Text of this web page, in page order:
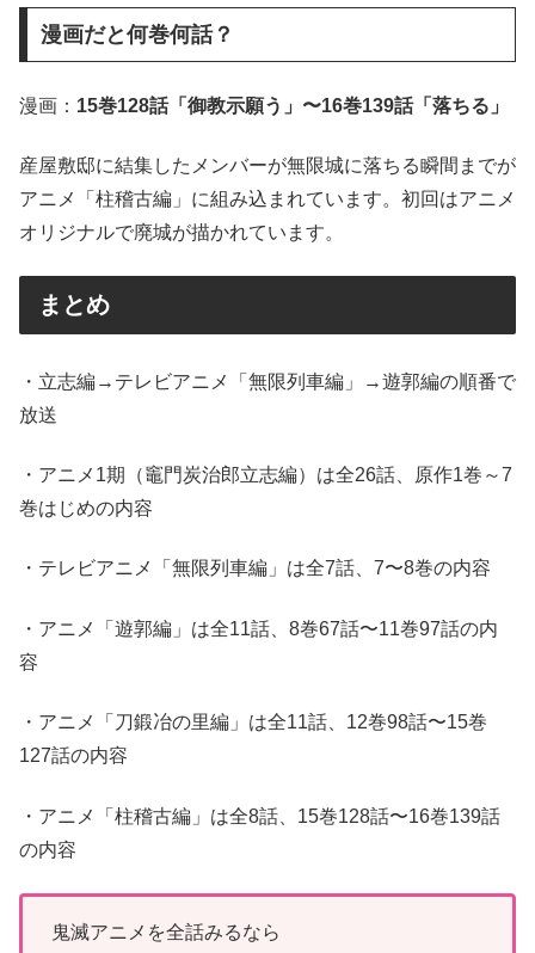
漫画だと何巻何話？
漫画： 15巻128話「御教示願う」〜16巻139話「落ちる」
産屋敷邸に結集したメンバーが無限城に落ちる瞬間までが
アニメ「柱稽古編」に組み込まれています。初回はアニメ
オリジナルで廃城が描かれています。
まとめ
・立志編→テレビアニメ「無限列車編」→遊郭編の順番で
放送
・アニメ1期（竈門炭治郎立志編）は全26話、原作1巻～7
巻はじめの内容
・テレビアニメ「無限列車編」は全7話、7〜8巻の内容
・アニメ「遊郭編」は全11話、8巻67話〜11巻97話の内
容
・アニメ「刀鍛冶の里編」は全11話、12巻98話〜15巻
127話の内容
・アニメ「柱稽古編」は全8話、15巻128話〜16巻139話
の内容
鬼滅アニメを全話みるなら